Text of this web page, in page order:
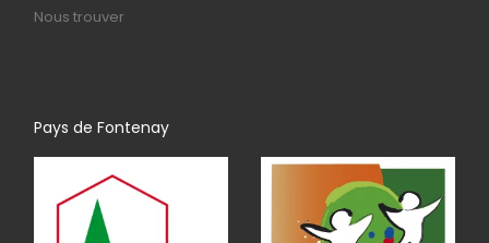
Nous trouver
Pays de Fontenay